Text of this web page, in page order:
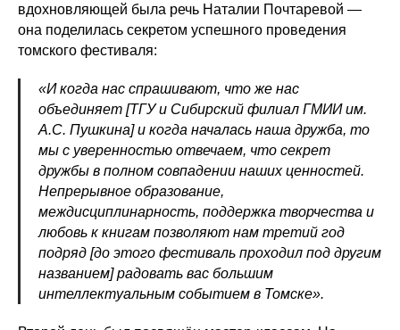
вдохновляющей была речь Наталии Почтаревой —
она поделилась секретом успешного проведения
томского фестиваля:
«И когда нас спрашивают, что же нас
объединяет [ТГУ и Сибирский филиал ГМИИ им.
А.С. Пушкина] и когда началась наша дружба, то
мы с уверенностью отвечаем, что секрет
дружбы в полном совпадении наших ценностей.
Непрерывное образование,
междисциплинарность, поддержка творчества и
любовь к книгам позволяют нам третий год
подряд [до этого фестиваль проходил под другим
названием] радовать вас большим
интеллектуальным событием в Томске».